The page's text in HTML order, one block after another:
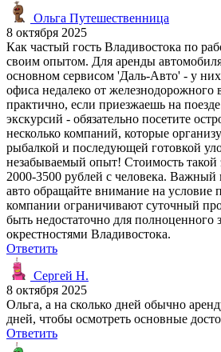
Ольга Путешественница
8 октября 2025
Как частый гость Владивостока по
своим опытом. Для аренды
основном сервисом 'Даль-Авто' - у
офиса недалеко от железнодорожного
практично, если приезжаешь на
экскурсий - обязательно посетите
несколько компаний, которые
рыбалкой и последующей готовкой
незабываемый опыт! Стоимость
2000-3500 рублей с человека.
авто обращайте внимание на условие
компании ограничивают суточный
быть недостаточно для полноценного
окрестностями Владивостока.
Ответить
Сергей Н.
8 октября 2025
Ольга, а на сколько дней обычно
дней, чтобы осмотреть основные
Ответить